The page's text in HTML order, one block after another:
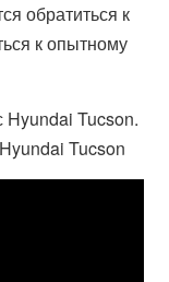
обратиться к
к опытному
Hyundai Tucson.
Tucson